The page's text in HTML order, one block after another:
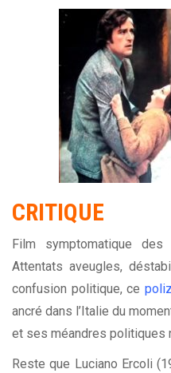
CRITIQUE
Film symptomatique
Attentats aveugles,
confusion politique, ce
ancré dans l’Italie du
et ses méandres politiques
Reste que Luciano Ercoli